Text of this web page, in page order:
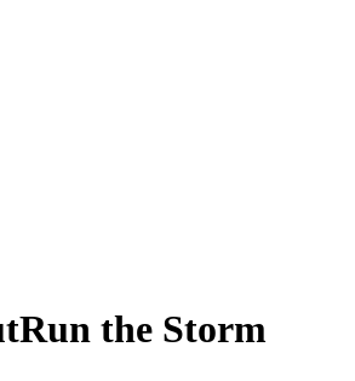
the Storm